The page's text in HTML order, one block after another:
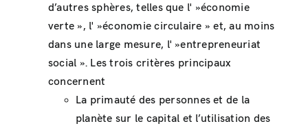
d’autres sphères, telles que l' »économie
verte », l' »économie circulaire » et, au moins
dans une large mesure, l' »entrepreneuriat
social ». Les trois critères principaux
concernent
La primauté des personnes et de la
planète sur le capital et l’utilisation des